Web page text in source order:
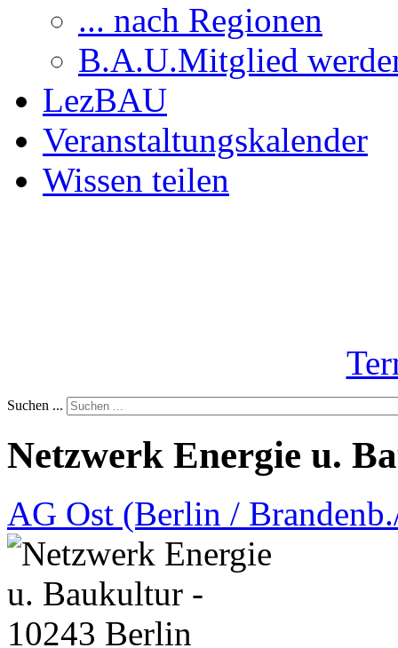
... nach Regionen
B.A.U.Mitglied
LezBAU
Veranstaltungskalender
Wissen teilen
Suchen ...
Netzwerk Energie u.
AG Ost (Berlin /